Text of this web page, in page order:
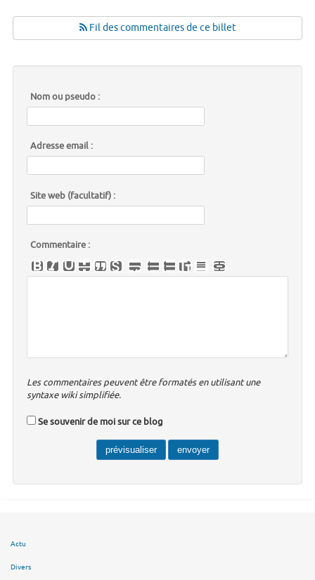
Fil des commentaires de ce billet
Nom ou pseudo :
Adresse email :
Site web (facultatif) :
Commentaire :
Les commentaires peuvent être formatés en utilisant une
syntaxe wiki simplifiée.
Se souvenir de moi sur ce blog
Actu
Divers